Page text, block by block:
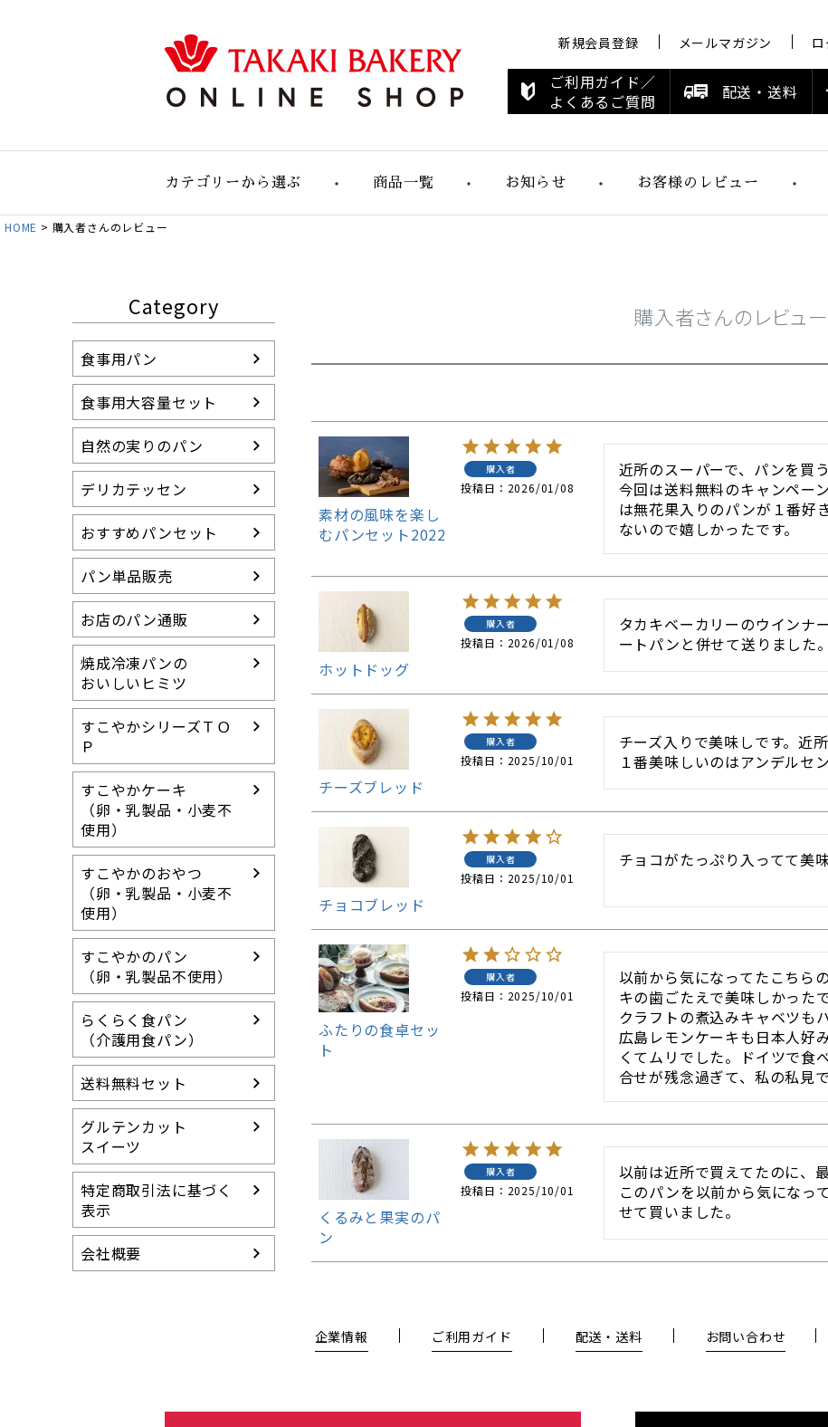
新規会員登録 メールマガジン
ご利用ガイド／
よくあるご質問
配送・送料
カテゴリーから選ぶ
デリカテッセン
パン単品販売
お店のパン通販
冷凍パンの特徴
らくらく食パン
（介護用食パン）
15周年アニバーサ
リー
送料無料セット
グルテンカット スイ
ーツ
商品一覧 お知らせ お客様のレビュー
HOME 購入者さんのレビュー
Category
食事用パン
食事用大容量セット
自然の実りのパン
デリカテッセン
おすすめパンセット
パン単品販売
お店のパン通販
焼成冷凍パンの
おいしいヒミツ
すこやかシリーズＴＯ
Ｐ
すこやかケーキ
（卵・乳製品・小麦不
使用）
すこやかのおやつ
（卵・乳製品・小麦不
使用）
すこやかのパン
（卵・乳製品不使用）
らくらく食パン
（介護用食パン）
送料無料セット
グルテンカット
スイーツ
特定商取引法に基づく
表示
会社概要
購入者さんのレビュー
素材の風味を楽し
むパンセット2022
購入者
投稿日 2026/01/08
近所のスーパーで、パンを買
今回は送料無料のキャンペー
は無花果入りのパンが１番好
ないので嬉しかったです。
ホットドッグ
購入者
投稿日 2026/01/08
タカキベーカリーのウインナ
ートパンと併せて送りました。
チーズブレッド
購入者
投稿日 2025/10/01
チーズ入りで美味しです。近
１番美味しいのはアンデルセ
チョコブレッド
購入者
投稿日 2025/10/01
チョコがたっぷり入ってて美
ふたりの食卓セッ
ト
購入者
投稿日 2025/10/01
以前から気になってたこちら
キの歯ごたえで美味しかった
クラフトの煮込みキャベツも
広島レモンケーキも日本人好
くてムリでした。ドイツで食
合せが残念過ぎて、私の私見
くるみと果実のパ
ン
購入者
投稿日 2025/10/01
以前は近所で買えてたのに、
このパンを以前から気になっ
せて買いました。
企業情報 ご利用ガイド 配送・送料 お問い合わせ